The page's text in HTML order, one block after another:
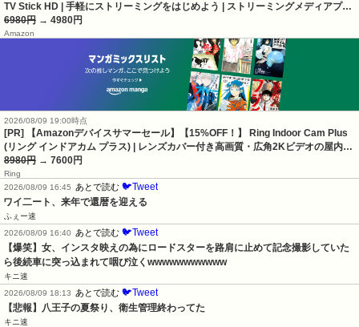
TV Stick HD | 手軽にストリーミングをはじめよう | ストリーミングメディアプ…
6980円 → 4980円
Amazon
2026/08/09 19:00時点
[PR] 【Amazonデバイスサマーセール】【15%OFF！】 Ring Indoor Cam Plus
(リング インドアカム プラス) | レンズカバー付き高画質・広角2Kビデオの屋内…
8980円 → 7600円
Ring
2026/08/09 16:45
あとで読む 🐦Tweet
ワイ二ート、来年で還暦を迎える
ふぇー速
2026/08/09 16:40
あとで読む 🐦Tweet
【爆笑】女、インスタ映えの為にロードスターを路肩に止めて記念撮影していた
ら後続車に突っ込まれて咽び泣くwwwwwwwwwww
キニ速
2026/08/09 18:13
あとで読む 🐦Tweet
【悲報】八王子の夏祭り、衛生管理終わってた
キニ速